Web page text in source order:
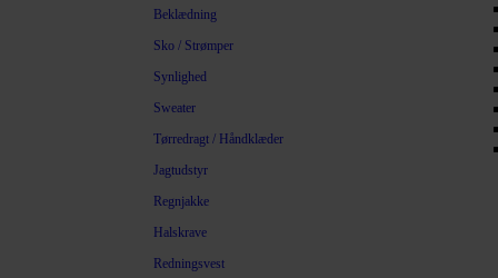
Beklædning
Sko / Strømper
Synlighed
Sweater
Tørredragt / Håndklæder
Jagtudstyr
Regnjakke
Halskrave
Redningsvest